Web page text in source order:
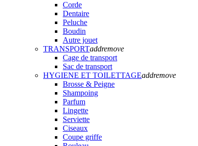
Corde
Dentaire
Peluche
Boudin
Autre jouet
TRANSPORTaddremove
Cage de transport
Sac de transport
HYGIENE ET TOILETTAGEaddremove
Brosse & Peigne
Shampoing
Parfum
Lingette
Serviette
Ciseaux
Coupe griffe